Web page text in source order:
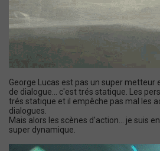
George Lucas est pas un super metteur
de dialogue... c'est trés statique. Les
trés statique et il empêche pas mal les
dialogues.
Mais alors les scènes d'action... je suis
super dynamique.